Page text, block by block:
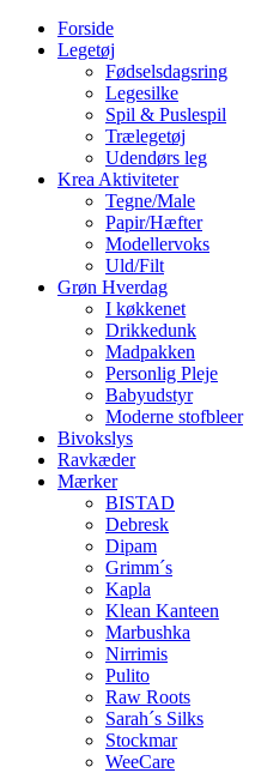
Forside
Legetøj
Fødselsdagsring
Legesilke
Spil & Puslespil
Trælegetøj
Udendørs leg
Krea Aktiviteter
Tegne/Male
Papir/Hæfter
Modellervoks
Uld/Filt
Grøn Hverdag
I køkkenet
Drikkedunk
Madpakken
Personlig Pleje
Babyudstyr
Moderne stofbleer
Bivokslys
Ravkæder
Mærker
BISTAD
Debresk
Dipam
Grimm´s
Kapla
Klean Kanteen
Marbushka
Nirrimis
Pulito
Raw Roots
Sarah´s Silks
Stockmar
WeeCare